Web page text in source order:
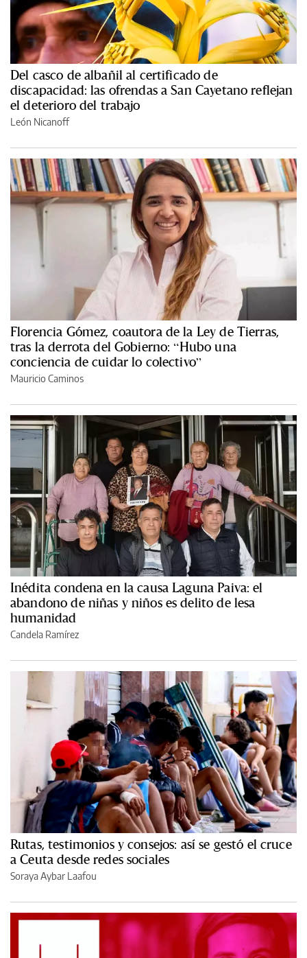
Del casco de albañil al certificado de
discapacidad: las ofrendas a San Cayetano reflejan
el deterioro del trabajo
León Nicanoff
Florencia Gómez, coautora de la Ley de Tierras,
tras la derrota del Gobierno: “Hubo una
conciencia de cuidar lo colectivo”
Mauricio Caminos
Inédita condena en la causa Laguna Paiva: el
abandono de niñas y niños es delito de lesa
humanidad
Candela Ramírez
Rutas, testimonios y consejos: así se gestó el cruce
a Ceuta desde redes sociales
Soraya Aybar Laafou